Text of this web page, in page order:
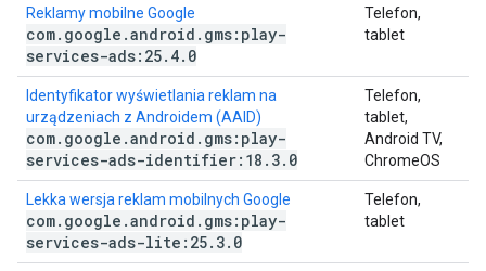
Reklamy mobilne Google
com. google .android . gms:play-
services-ads:25. 4. 0
Telefon,
tablet
Identyfikator wyświetlania reklam na
urządzeniach z Androidem (AAID)
com. google .android . gms:play-
services-ads-identifier:18 . 3. 0
Telefon,
tablet,
Android TV,
ChromeOS
Lekka wersja reklam mobilnych Google
com. google .android . gms:play-
services-ads-lite:25. 3. 0
Telefon,
tablet